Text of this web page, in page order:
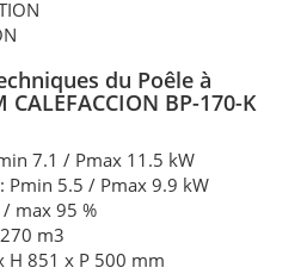
du Poêle à
BP-170-K
7.1 / Pmax 11.5 kW
Pmin 5.5 / Pmax 9.9 kW
max 95 %
m3
H 851 x P 500 mm